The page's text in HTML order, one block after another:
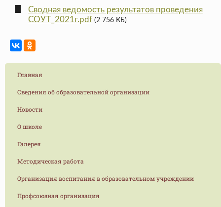
Сводная ведомость результатов проведения
СОУТ_2021г.pdf (2 756 КБ)
Главная
Сведения об образовательной организации
Новости
О школе
Галерея
Методическая работа
Организация воспитания в образовательном учреждении
Профсоюзная организация